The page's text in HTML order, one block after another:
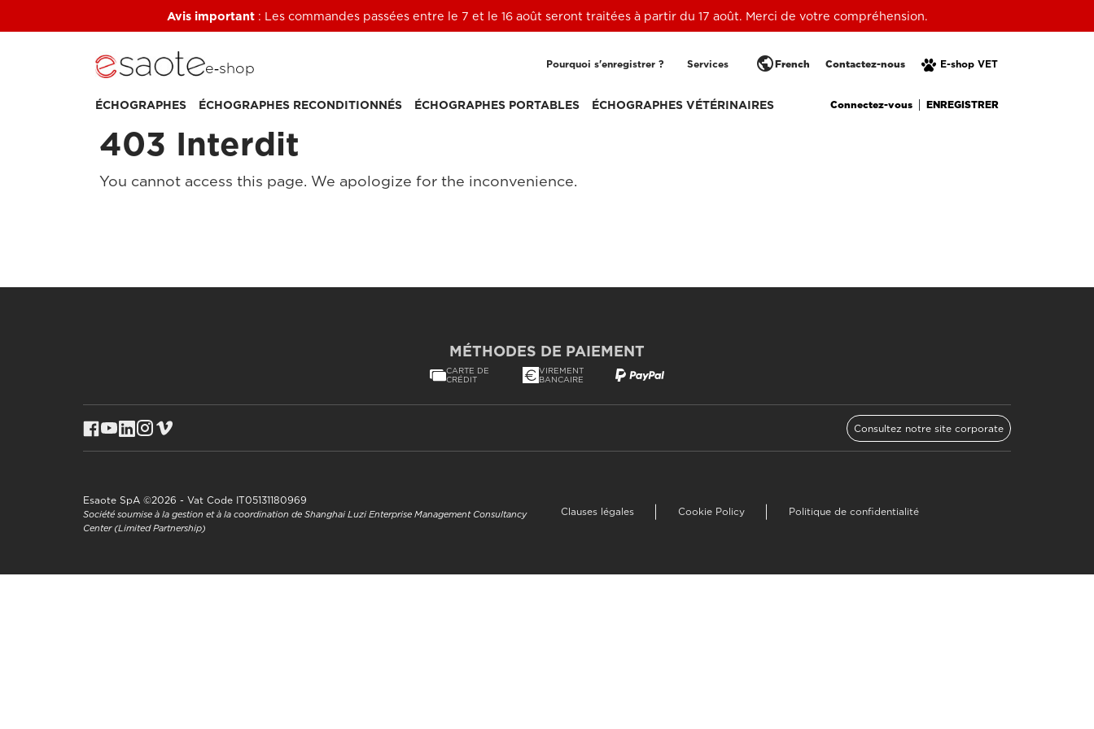
Avis important: Les commandes passées entre le 7 et le 16 août seront traitées à partir du 17 août. Merci de votre compréhension.
e‑shop Pourquoi s'enregistrer ? Services E-shop VET
Contactez-nous
publicFrench
ÉCHOGRAPHES ÉCHOGRAPHES RECONDITIONNÉS ÉCHOGRAPHES PORTABLES ÉCHOGRAPHES VÉTÉRINAIRES Connectez-vous ENREGISTRER
403 Interdit
You cannot access this page. We apologize for the inconvenience.
MÉTHODES DE PAIEMENT
CARTE DE
CRÉDIT
VIREMENT
BANCAIRE
Consultez notre site corporate
Esaote SpA ©2026 - Vat Code IT05131180969
Société soumise à la gestion et à la coordination de Shanghai Luzi Enterprise Management Consultancy
Center (Limited Partnership)
Clauses légales Cookie Policy Politique de confidentialité